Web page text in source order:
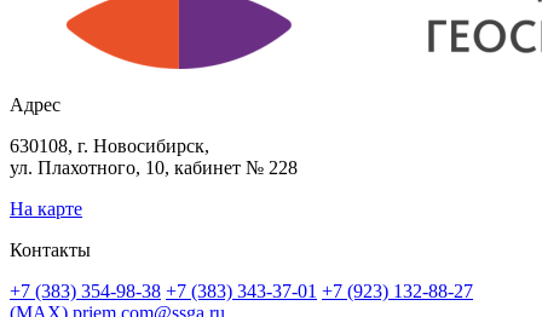
Адрес
630108, г. Новосибирск,
ул. Плахотного, 10, кабинет № 228
На карте
Контакты
+7 (383) 354-98-38 +7 (383) 343-37-01 +7 (923) 132-88-27
(MAX) priem.com@ssga.ru